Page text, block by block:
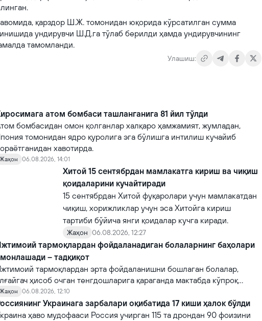
қарздор Ш.Ж. томонидан юқорида кўрсатилган сумма
ундирувчи Ш.Д.га тўлаб берилди ҳамда ундирувчининг
тамомланди.
Улашиш:
атом бомбаси ташланганига 81 йил тўлди
бомбасидан омон қолганлар халқаро ҳамжамият, жумладан,
томонидан ядро қуролига эга бўлишга интилиш кучайиб
хавотирда.
Жаҳон 06.08.2026, 14:01
Хитой 15 сентябрдан мамлакатга кириш ва чиқиш
қоидаларини кучайтиради
15 сентябрдан Хитой фуқаролари учун мамлакатдан
чиқиш, хорижликлар учун эса Хитойга кириш
тартиби бўйича янги қоидалар кучга киради.
Жаҳон 06.08.2026, 12:27
тармоқлардан фойдаланадиган болаларнинг баҳолари
– тадқиқот
тармоқлардан эрта фойдаланишни бошлаган болалар,
ҳисоб очган тенгдошларига қараганда мактабда кўпроқ
қийналишади.
Жаҳон 06.08.2026, 12:10
Украинага зарбалари оқибатида 17 киши ҳалок бўлди
ҳаво мудофааси Россия учирган 115 та дрондан 90 фоизини